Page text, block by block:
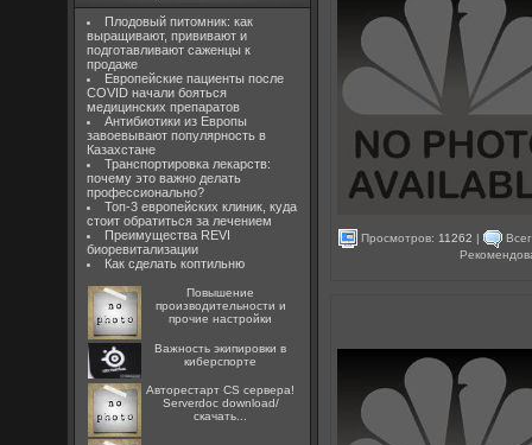
Плодовый питомник: как
выращивают, прививают и
подготавливают саженцы к
продаже
Европейские пациенты после
COVID начали бояться
медицинских препаратов
Антибиотики из Европы
завоевывают популярность в
Казахстане
Транспортировка лекарств:
почему это важно делать
профессионально?
Топ-3 европейских клиник, куда
стоит обратиться за лечением
Преимущества REVI
биоревитализации
Как сделать коптильню
Повышение
производительности и
прочие настройки
Важность экипировки в
киберспорте
Авторестарт CS сервера!
Serverdoc download/
скачать...
Просмотров: 11262 |